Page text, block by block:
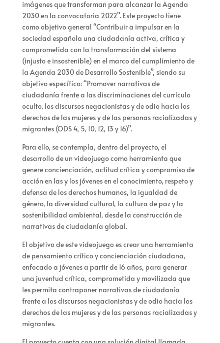
imágenes que transforman para alcanzar la Agenda
2030 en la convocatoria 2022”. Este proyecto tiene
como objetivo general “Contribuir a impulsar en la
sociedad española una ciudadanía activa, crítica y
comprometida con la transformación del sistema
(injusto e insostenible) en el marco del cumplimiento de
la Agenda 2030 de Desarrollo Sostenible”, siendo su
objetivo específico: “Promover narrativas de
ciudadanía frente a las discriminaciones del currículo
oculto, los discursos negacionistas y de odio hacia los
derechos de las mujeres y de las personas racializadas y
migrantes (ODS 4, 5, 10, 12, 13 y 16)”.
Para ello, se contempla, dentro del proyecto, el
desarrollo de un videojuego como herramienta que
genere concienciación, actitud crítica y compromiso de
acción en las y los jóvenes en el conocimiento, respeto y
defensa de los derechos humanos, la igualdad de
género, la diversidad cultural, la cultura de paz y la
sostenibilidad ambiental, desde la construcción de
narrativas de ciudadanía global.
El objetivo de este videojuego es crear una herramienta
de pensamiento crítico y concienciación ciudadana,
enfocado a jóvenes a partir de 16 años, para generar
una juventud crítica, comprometida y movilizada que
les permita contraponer narrativas de ciudadanía
frente a los discursos negacionistas y de odio hacia los
derechos de las mujeres y de las personas racializadas y
migrantes.